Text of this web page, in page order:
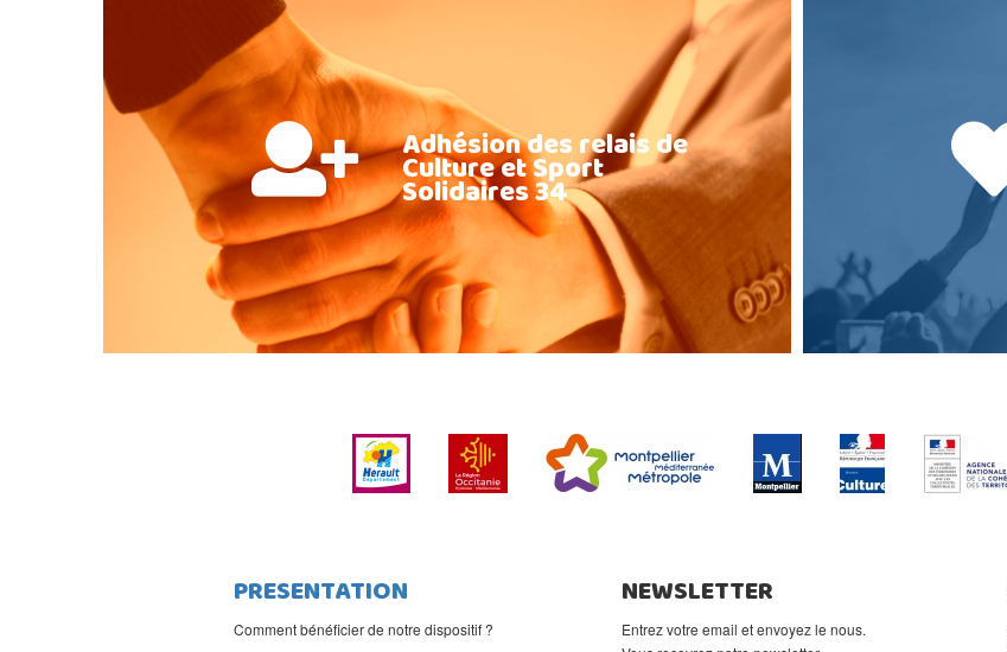
Adhésion des relais de
Culture et Sport
Solidaires 34
PRESENTATION
Comment bénéficier de notre dispositif ?
NEWSLETTER
Entrez votre email et envoyez le nous.